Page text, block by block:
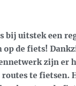
bij uitstek een
op de fiets!
zijn er
te fietsen.